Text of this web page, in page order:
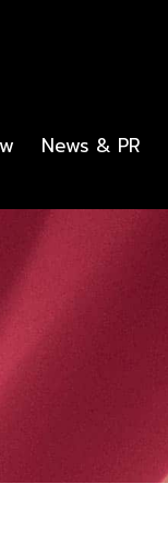
News & PR